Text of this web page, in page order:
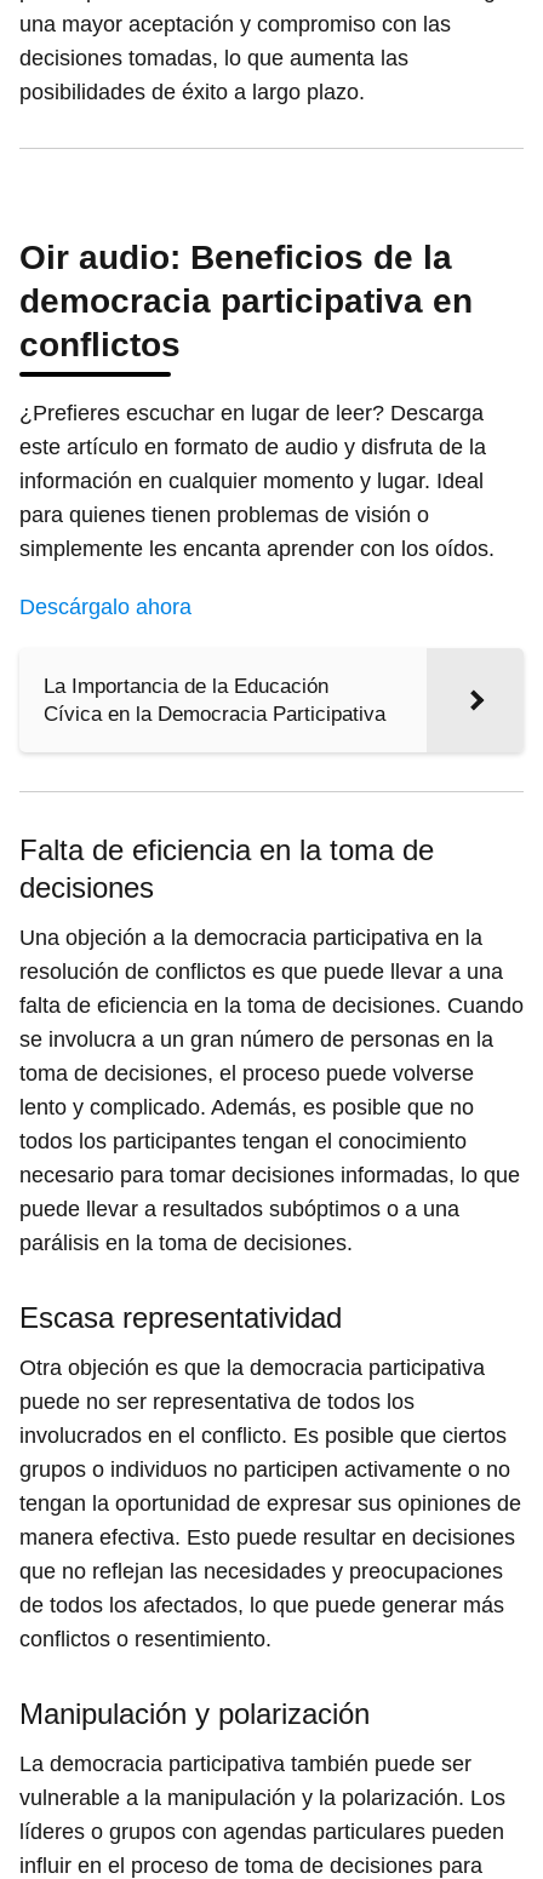
una mayor aceptación y compromiso con las
decisiones tomadas, lo que aumenta las
posibilidades de éxito a largo plazo.
Oir audio: Beneficios de la
democracia participativa en
conflictos
¿Prefieres escuchar en lugar de leer? Descarga
este artículo en formato de audio y disfruta de la
información en cualquier momento y lugar. Ideal
para quienes tienen problemas de visión o
simplemente les encanta aprender con los oídos.
Descárgalo ahora
La Importancia de la Educación
Cívica en la Democracia Participativa
Falta de eficiencia en la toma de
decisiones
Una objeción a la democracia participativa en la
resolución de conflictos es que puede llevar a una
falta de eficiencia en la toma de decisiones. Cuando
se involucra a un gran número de personas en la
toma de decisiones, el proceso puede volverse
lento y complicado. Además, es posible que no
todos los participantes tengan el conocimiento
necesario para tomar decisiones informadas, lo que
puede llevar a resultados subóptimos o a una
parálisis en la toma de decisiones.
Escasa representatividad
Otra objeción es que la democracia participativa
puede no ser representativa de todos los
involucrados en el conflicto. Es posible que ciertos
grupos o individuos no participen activamente o no
tengan la oportunidad de expresar sus opiniones de
manera efectiva. Esto puede resultar en decisiones
que no reflejan las necesidades y preocupaciones
de todos los afectados, lo que puede generar más
conflictos o resentimiento.
Manipulación y polarización
La democracia participativa también puede ser
vulnerable a la manipulación y la polarización. Los
líderes o grupos con agendas particulares pueden
influir en el proceso de toma de decisiones para